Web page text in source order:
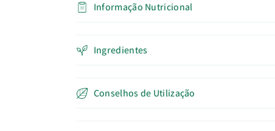
Informação Nutricional
Ingredientes
Conselhos de Utilização